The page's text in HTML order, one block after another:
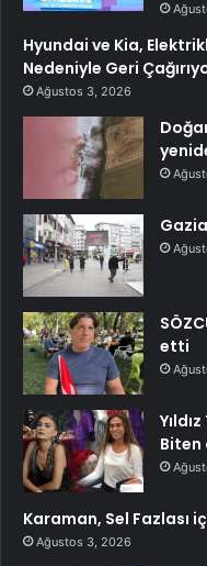
Hyundai ve Kia,
Nedeniyle Geri
Ağustos 3, 2026
etti
Biten
Karaman, Sel Fazlası
Ağustos 3, 2026